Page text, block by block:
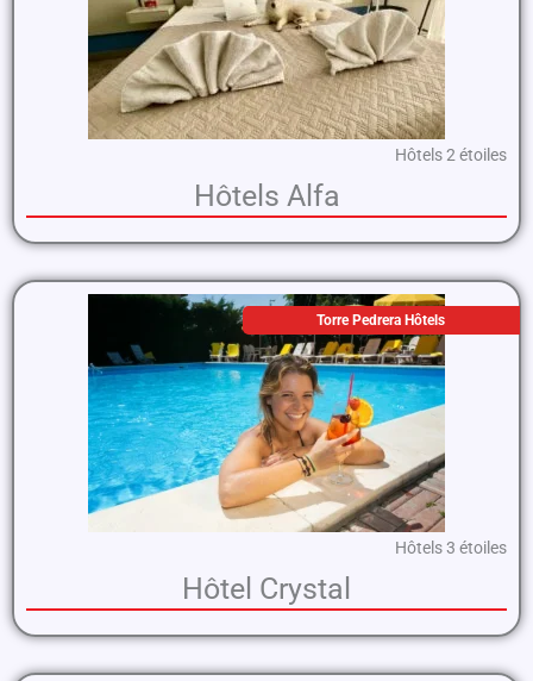
Hôtels 2 étoiles
Hôtels Alfa
Torre Pedrera Hôtels
Hôtels 3 étoiles
Hôtel Crystal